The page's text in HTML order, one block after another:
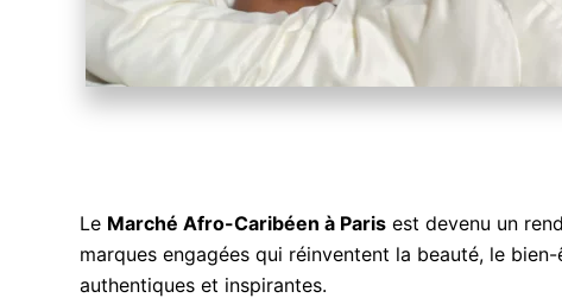
Le Marché Afro-Caribéen à Paris est devenu un
marques engagées qui réinventent la beauté, le
authentiques et inspirantes.